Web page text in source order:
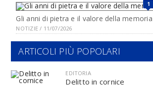
1
Gli anni di pietra e il valore della memoria
NOTIZIE / 11/07/2026
ARTICOLI PIÙ POPOLARI
EDITORIA
Delitto in cornice